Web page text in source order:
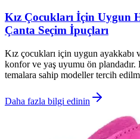
Kız Çocukları İçin Uygun
Çanta Seçim İpuçları
Kız çocukları için uygun ayakkabı
konfor ve yaş uyumu ön plandadır.
temalara sahip modeller tercih
Daha fazla bilgi edinin